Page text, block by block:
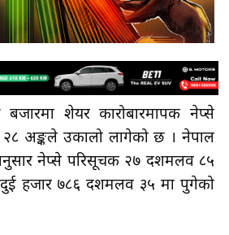
बजारमा शेयर कारोबारमापक नेप्से
अङ्कले उकालो लागेको छ । नेपाल
नेप्से परिसूचक २७ दशमलव ८५
हजार ७८६ दशमलव ३५ मा पुगेको